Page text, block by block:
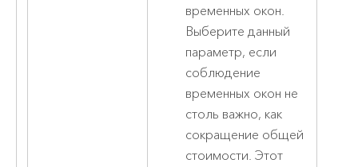
временных окон.
Выберите данный
параметр, если
соблюдение
временных окон не
столь важно, как
сокращение общей
стоимости. Этот